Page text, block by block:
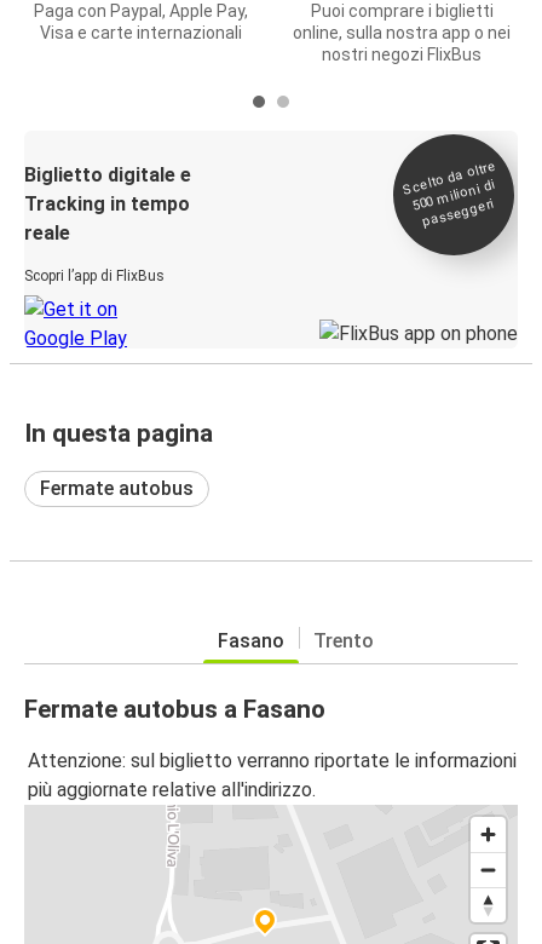
Paga con Paypal, Apple Pay,
Visa e carte internazionali
Puoi comprare i biglietti
online, sulla nostra app o nei
nostri negozi FlixBus
Biglietto digitale e
Tracking in tempo
reale
Scopri l’app di FlixBus
Scelto da oltre
500
milioni di
passeggeri
In questa pagina
Fermate autobus
Fasano Trento
Fermate autobus a Fasano
Attenzione: sul biglietto verranno riportate le informazioni
più aggiornate relative all'indirizzo.